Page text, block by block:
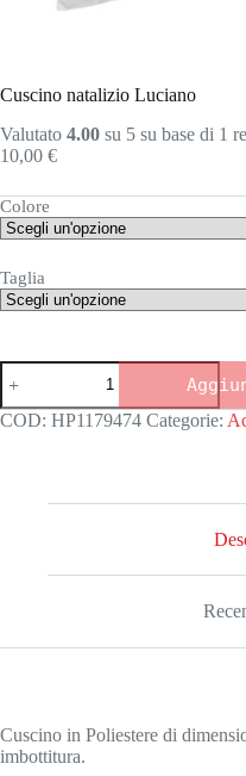
Cuscino natalizio Luciano
Valutato 4.00 su 5 su base di 1
10,00 €
Colore
Taglia
Cuscino
natalizio
Luciano
quantità
COD: HP1179474 Categorie:
Cuscino in Poliestere di
imbottitura.